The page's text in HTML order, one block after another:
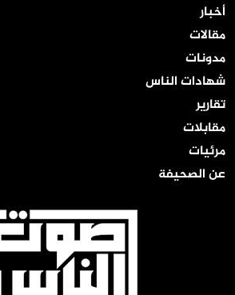
أخبار
مقالات
مدونات
شهادات الناس
تقارير
مقابلات
مرئيات
عن الصحيفة